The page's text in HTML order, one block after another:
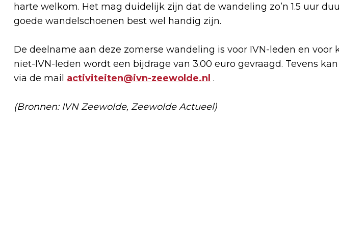
harte welkom. Het mag duidelijk zijn dat de wandeling zo’n 1.5 uur
goede wandelschoenen best wel handig zijn.
De deelname aan deze zomerse wandeling is voor IVN-leden en voor
niet-IVN-leden wordt een bijdrage van 3.00 euro gevraagd. Tevens
via de mail activiteiten@ivn-zeewolde.nl .
(Bronnen: IVN Zeewolde, Zeewolde Actueel)